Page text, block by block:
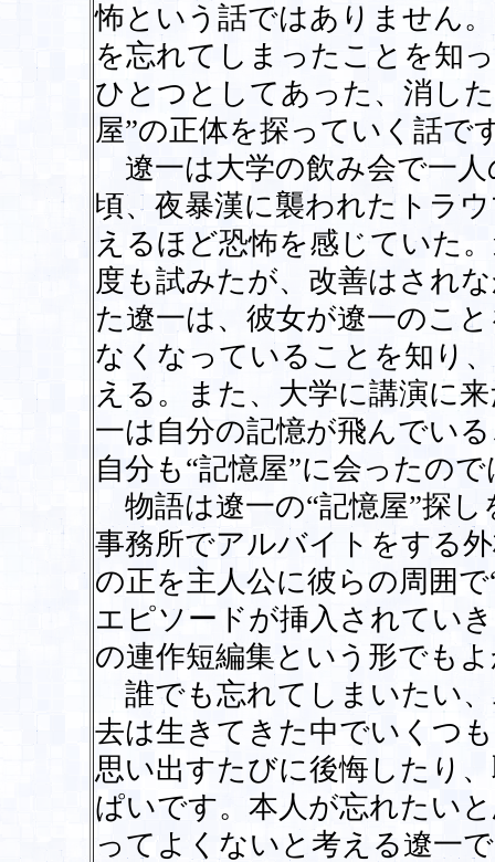
怖という話ではありません
を忘れてしまったことを知
ひとつとしてあった、消し
屋”の正体を探っていく話で
遼一は大学の飲み会で一
頃、夜暴漢に襲われたトラ
えるほど恐怖を感じていた
度も試みたが、改善はされ
た遼一は、彼女が遼一のこ
なくなっていることを知り
える。また、大学に講演に
一は自分の記憶が飛んでい
自分も“記憶屋”に会ったの
物語は遼一の“記憶屋”探
事務所でアルバイトをする
の正を主人公に彼らの周囲
エピソードが挿入されてい
の連作短編集という形でも
誰でも忘れてしまいたい
去は生きてきた中でいくつ
思い出すたびに後悔したり
ぱいです。本人が忘れたい
ってよくないと考える遼一